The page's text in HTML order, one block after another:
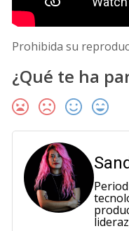
Prohibida su
¿Qué te ha